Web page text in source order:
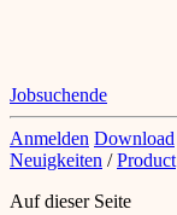
Jobsuchende
Anmelden Download
Neuigkeiten / Product
Auf dieser Seite